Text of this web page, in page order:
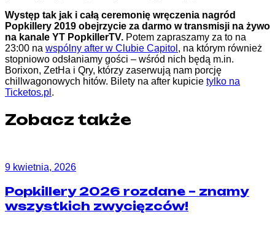
Występ tak jak i całą ceremonię wręczenia nagród
Popkillery 2019 obejrzycie za darmo w transmisji na żywo
na kanale YT PopkillerTV. Potem zapraszamy za to na
23:00 na wspólny after w Clubie Capitol , na którym również
stopniowo odsłaniamy gości – wśród nich będą m.in.
Borixon, ZetHa i Qry, którzy zaserwują nam porcję
chillwagonowych hitów. Bilety na after kupicie tylko na
Ticketos.pl .
Zobacz także
9 kwietnia, 2026
Popkillery 2026 rozdane – znamy
wszystkich zwycięzców!